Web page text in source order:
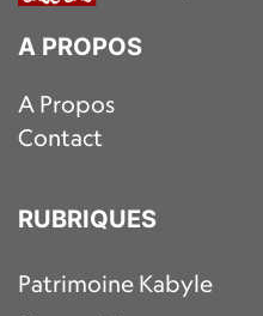
A PROPOS
A Propos
Contact
RUBRIQUES
Patrimoine Kabyle